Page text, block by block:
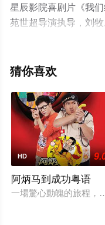
星辰影院喜剧片《我
苑世超导演执导，刘
壹,韩三明等演员精彩
可移步至豆瓣电影、
猜你喜欢
HD
阿炳马到成功粤语
一場驚心動魄的旅程，